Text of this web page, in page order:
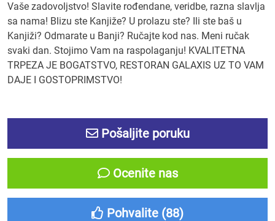
Vaše zadovoljstvo! Slavite rođendane, veridbe, razna slavlja
sa nama! Blizu ste Kanjiže? U prolazu ste? Ili ste baš u
Kanjiži? Odmarate u Banji? Ručajte kod nas. Meni ručak
svaki dan. Stojimo Vam na raspolaganju! KVALITETNA
TRPEZA JE BOGATSTVO, RESTORAN GALAXIS UZ TO VAM
DAJE I GOSTOPRIMSTVO!
Pošaljite poruku
Ocenite nas
Pohvalite (88)